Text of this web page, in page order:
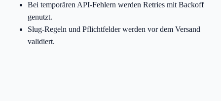
Bei temporären API-Fehlern werden Retries mit Backoff
genutzt.
Slug-Regeln und Pflichtfelder werden vor dem Versand
validiert.